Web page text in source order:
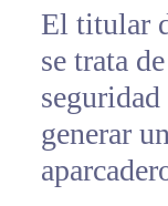
El titular
se trata
generar